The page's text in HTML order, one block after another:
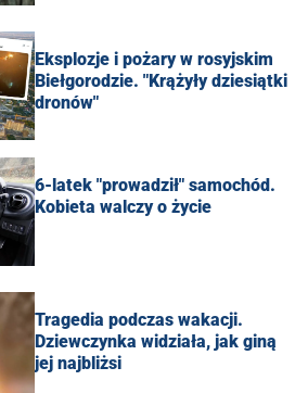
Eksplozje i pożary w rosyjskim
Biełgorodzie. "Krążyły dziesiątki
dronów"
6-latek "prowadził" samochód.
Kobieta walczy o życie
Tragedia podczas wakacji.
Dziewczynka widziała, jak giną
jej najbliżsi